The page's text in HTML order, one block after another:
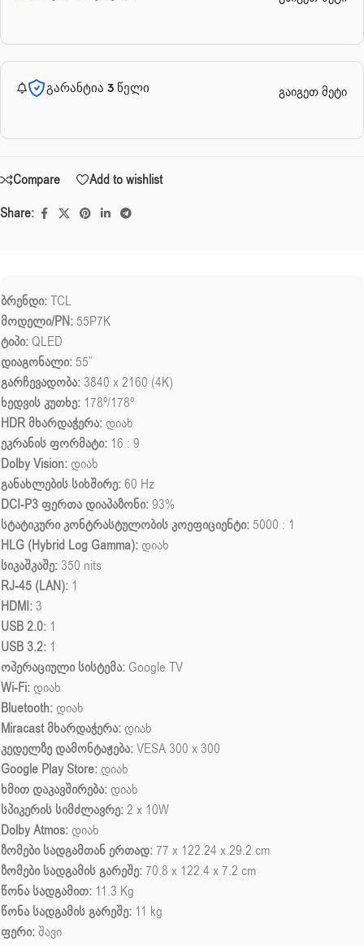
გარანტია 3 წელი გაიგეთ მეტი
Compare
Add to wishlist
Share:
ბრენდი:TCL
მოდელი/PN: 55P7K
ტიპი:QLED
დიაგონალი: 55”
გარჩევადობა: 3840 x 2160 (4K)
ხედვის კუთხე: 178º/178º
HDR მხარდაჭერა: დიახ
ეკრანის ფორმატი: 16 : 9
Dolby Vision: დიახ
განახლების სიხშირე:60 Hz
DCI-P3 ფერთა დიაპაზონი:93%
სტატიკური კონტრასტულობის კოეფიციენტი: 5000 : 1
HLG (Hybrid Log Gamma): დიახ
სიკაშკაშე: 350 nits
RJ-45 (LAN): 1
HDMI: 3
USB 2.0: 1
USB 3.2: 1
ოპერაციული სისტემა: Google TV
Wi-Fi: დიახ
Bluetooth: დიახ
Miracast მხარდაჭერა: დიახ
კედელზე დამონტაჟება:VESA 300 x 300
Google Play Store: დიახ
ხმით დაკავშირება: დიახ
სპიკერის სიმძლავრე:2 x 10W
Dolby Atmos: დიახ
ზომები სადგამთან ერთად: 77 x 122.24 x 29.2 cm
ზომები სადგამის გარეშე: 70.8 x 122.4 x 7.2 cm
წონა სადგამით: 11.3 Kg
წონა სადგამის გარეშე: 11 kg
ფერი:შავი